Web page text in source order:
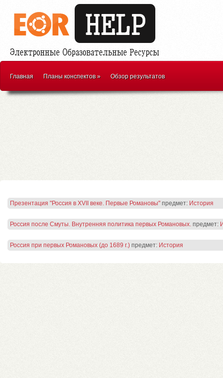
Главная Планы конспектов» Обзор результатов
Презентация "Россия в XVII веке. Первые Романовы" предмет: История
Россия после Смуты. Внутренняя политика первых Романовых. предмет:
Россия при первых Романовых (до 1689 г.) предмет: История